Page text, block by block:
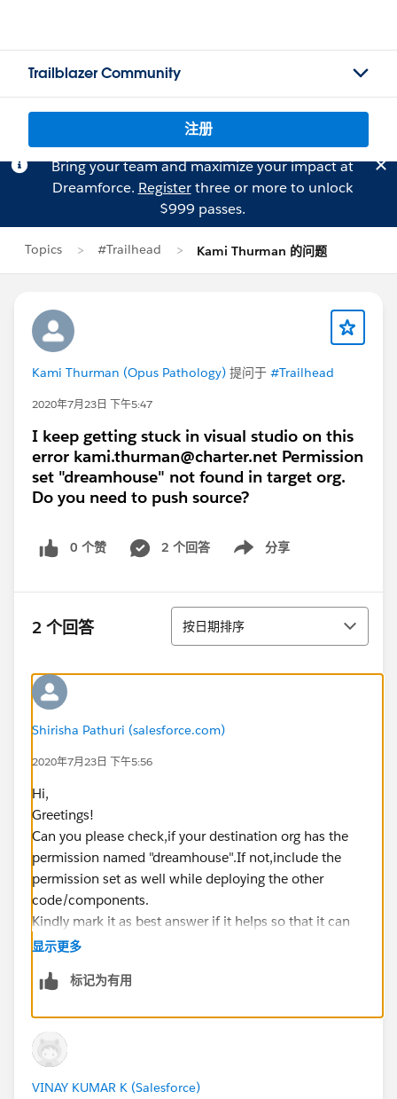
Trailblazer Community
注册
Bring your team and maximize your impact at
Dreamforce. Registerthree or more to unlock
$999 passes.
Topics #Trailhead Kami Thurman 的问题
Kami Thurman (Opus Pathology) 提问于 #Trailhead
2020年7月23日 下午5:47
I keep getting stuck in visual studio on this
error kami.thurman@charter.net Permission
set "dreamhouse" not found in target org.
Do you need to push source?
0 个赞 2 个回答 分享
Show menu
2 个回答 排序
按日期排序
Shirisha Pathuri (salesforce.com)
2020年7月23日 下午5:56
Hi,
Greetings!
Can you please check,if your destination org has the
permission named "dreamhouse".If not,include the
permission set as well while deploying the other
code/components.
Kindly mark it as best answer if it helps so that it can
help others in the future.
Shirisha Pathuri
显示更多
标记为有用
VINAY KUMAR K (Salesforce)